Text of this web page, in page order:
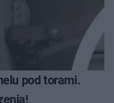
pod torami.